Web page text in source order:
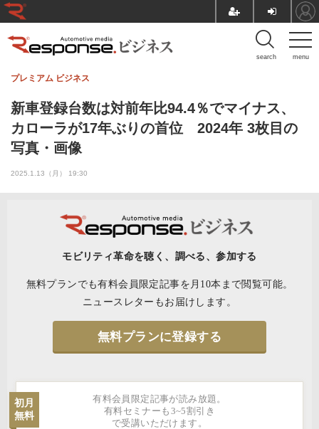
menu
search
新車登録台数は対前年比94.4％でマイナス、
カローラが17年ぶりの首位 2024年 3枚目の
写真・画像
プレミアム ビジネス
2025.1.13（月） 19:30
モビリティ革命を聴く、調べる、参加する
無料プランでも有料会員限定記事を月10本まで閲覧可能。
ニュースレターもお届けします。
無料プランに登録する
有料会員限定記事が読み放題。
有料セミナーも3~5割引き
で受講いただけます。
初月
無料